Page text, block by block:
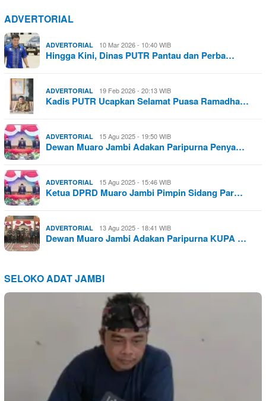
ADVERTORIAL
ADVERTORIAL 10 Mar 2026 - 10:40 WIB
Hingga Kini, Dinas PUTR Pantau dan Perba…
ADVERTORIAL 19 Feb 2026 - 20:13 WIB
Kadis PUTR Ucapkan Selamat Puasa Ramadha…
ADVERTORIAL 15 Agu 2025 - 19:50 WIB
Dewan Muaro Jambi Adakan Paripurna Penya…
ADVERTORIAL 15 Agu 2025 - 15:46 WIB
Ketua DPRD Muaro Jambi Pimpin Sidang Par…
ADVERTORIAL 13 Agu 2025 - 18:41 WIB
Dewan Muaro Jambi Adakan Paripurna KUPA …
SELOKO ADAT JAMBI